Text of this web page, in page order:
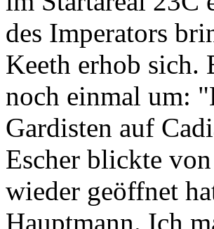
des Imperators
Keeth erhob sich.
noch einmal um:
Gardisten auf
Escher blickte
wieder geöffnet
Hauptmann. Ich